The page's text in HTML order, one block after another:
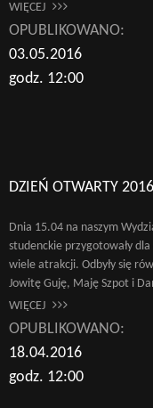
WIĘCEJ
OPUBLIKOWANO:
03.05.2016
godz. 12:00
DZIEŃ OTWARTY 2016
Dnia 15.04 na naszym
studenckie przygotowały
wiele atrakcji. Odbyły się
Jowitę Guję, Maję Szpot i
WIĘCEJ
OPUBLIKOWANO:
18.04.2016
godz. 12:00